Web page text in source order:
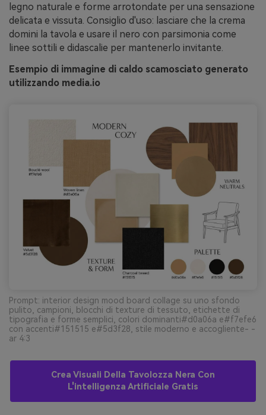
legno naturale e forme arrotondate per una sensazione
delicata e vissuta. Consiglio d'uso: lasciare che la crema
domini la tavola e usare il nero con parsimonia come
linee sottili e didascalie per mantenerlo invitante.
Esempio di immagine di caldo scamosciato generato
utilizzando media.io
Prompt: interior design mood board collage su uno sfondo
pulito, campioni, blocchi di texture di tessuto, etichette di
tipografia e forme semplici, colori dominanti#d0a06a e#f7efe6
con accenti#151515 e#5d3f28, stile moderno e accogliente- -
ar 4:3
Crea Visuali Della Tavolozza Nera Con
L'intelligenza Artificiale Gratis